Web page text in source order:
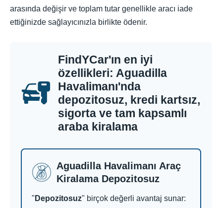
arasında değişir ve toplam tutar genellikle aracı iade
ettiğinizde sağlayıcınızla birlikte ödenir.
FindYCar'ın en iyi
özellikleri: Aguadilla
Havalimanı'nda
depozitosuz, kredi kartsız,
sigorta ve tam kapsamlı
araba kiralama
Aguadilla Havalimanı Araç
Kiralama Depozitosuz
" Depozitosuz" birçok değerli avantaj sunar: